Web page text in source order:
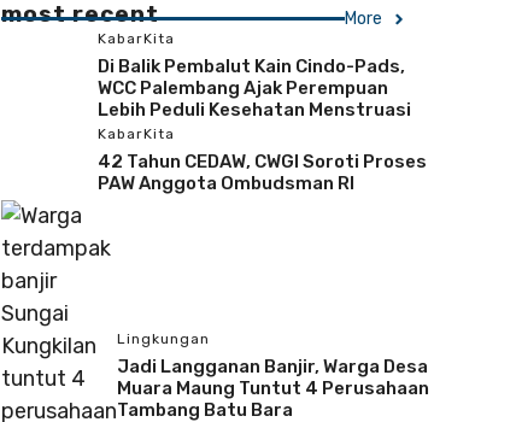
most recent More
KabarKita
Di Balik Pembalut Kain Cindo-Pads,
WCC Palembang Ajak Perempuan
Lebih Peduli Kesehatan Menstruasi
KabarKita
42 Tahun CEDAW, CWGI Soroti Proses
PAW Anggota Ombudsman RI
Lingkungan
Jadi Langganan Banjir, Warga Desa
Muara Maung Tuntut 4 Perusahaan
Tambang Batu Bara